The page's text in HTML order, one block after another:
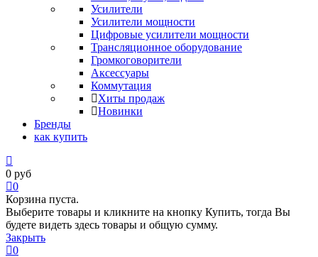
Усилители
Усилители мощности
Цифровые усилители мощности
Трансляционное оборудование
Громкоговорители
Аксессуары
Коммутация
Хиты продаж
Новинки
Бренды
как купить
0 руб
0
Корзина пуста.
Выберите товары и кликните на кнопку Купить, тогда Вы
будете видеть здесь товары и общую сумму.
Закрыть
0